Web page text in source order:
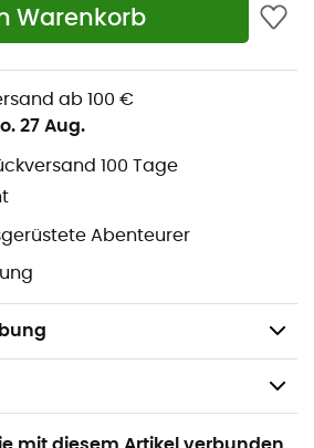
Warenkorb
ab 100 €
27 Aug.
100 Tage
Abenteurer
Ripstop
Befestigung der Tasche an den
für bessere Sichtbarkeit
Unterseite waschbares
Stoffresten